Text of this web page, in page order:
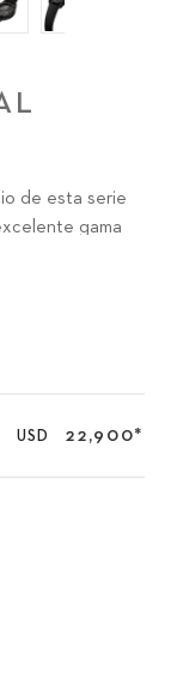
de esta serie
gama
décadas de
USD 22,900*